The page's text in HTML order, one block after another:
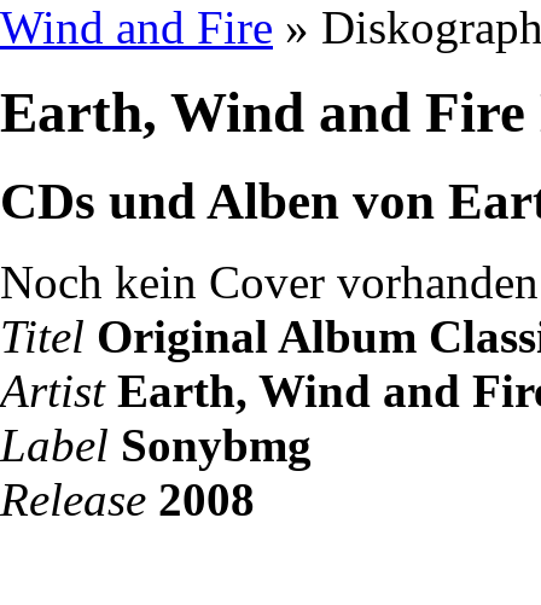
Wind and Fire »
Earth, Wind and Fire
CDs und Alben von
Noch kein Cover vorhanden
Titel Original Album
Artist Earth, Wind and
Label Sonybmg
Release 2008